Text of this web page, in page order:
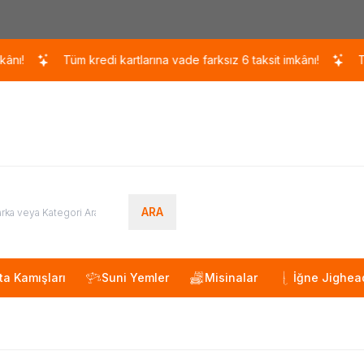
Tüm kredi kartlarına vade farksız 6 taksit imkânı! Tüm
ARA
Kamışları Suni Yemler Misinalar İğne